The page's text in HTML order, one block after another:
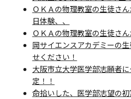
ＯＫＡの物理教室の生徒さ
日体験、、
ＯＫＡの物理教室の生徒さん
岡サイエンスアカデミーの
せください！
大阪市立大学医学部志願者
定！！
命拾いした、医学部志望の